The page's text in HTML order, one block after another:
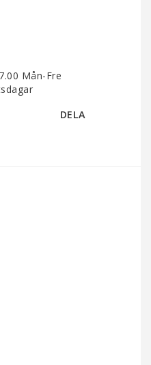
Mån-Fre
DELA